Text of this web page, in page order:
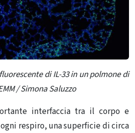
di IL-33 in un polmone di
/ Simona Saluzzo
interfaccia tra il corpo e
respiro, una superficie di circa